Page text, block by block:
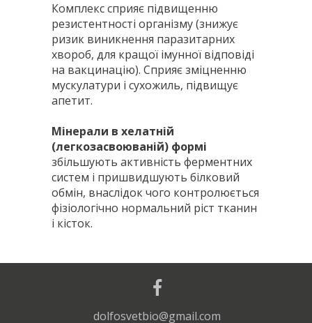
Комплекс сприяє підвищенню
резистентності організму (знижує
ризик виникнення паразитарних
хвороб, для кращої імунної відповіді
на вакцинацію). Сприяє зміцненню
мускулатури і сухожиль, підвищує
апетит.
Мінерали в хелатній
(легкозасвоюваній) формі
збільшують активність ферментних
систем і пришвидшують білковий
обмін, внаслідок чого контролюється
фізіологічно нормальний ріст тканин
і кісток.
кальцію дифосфат, сухі пивні дріжджі,
1 міні-таблетка на 2 кг маси
dolfosvetbio@gmail.com